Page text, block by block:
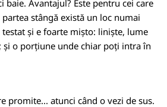
baie. Avantajul? Este pentru cei care
stângă există un loc numai
și e foarte mișto: liniște, lume
și o porțiune unde chiar poți intra în
promite... atunci când o vezi de sus.